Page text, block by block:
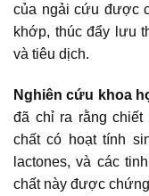
của ngải cứu được
khớp, thúc đẩy lưu
và tiêu dịch.
Nghiên cứu khoa
đã chỉ ra rằng
chất có hoạt tính
lactones, và các
chất này được